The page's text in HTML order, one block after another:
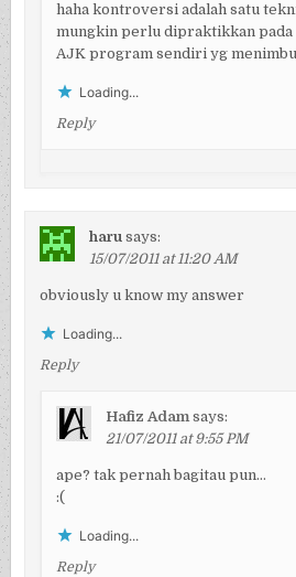
haha kontroversi adalah satu
mungkin perlu dipraktikkan pada
AJK program sendiri yg
Loading...
Reply
haru says:
15/07/2011 at 11:20 AM
obviously u know my answer
Loading...
Reply
Hafiz Adam says:
21/07/2011 at 9:55 PM
ape? tak pernah bagitau pun…
:(
Loading...
Reply